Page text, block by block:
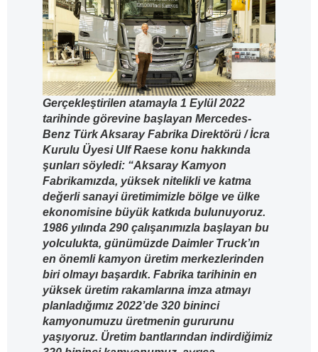
Gerçekleştirilen atamayla 1 Eylül 2022
tarihinde görevine başlayan Mercedes-
Benz Türk Aksaray Fabrika Direktörü / İcra
Kurulu Üyesi Ulf Raese konu hakkında
şunları söyledi: “Aksaray Kamyon
Fabrikamızda, yüksek nitelikli ve katma
değerli sanayi üretimimizle bölge ve ülke
ekonomisine büyük katkıda bulunuyoruz.
1986 yılında 290 çalışanımızla başlayan bu
yolculukta, günümüzde Daimler Truck’ın
en önemli kamyon üretim merkezlerinden
biri olmayı başardık. Fabrika tarihinin en
yüksek üretim rakamlarına imza atmayı
planladığımız 2022’de 320 bininci
kamyonumuzu üretmenin gururunu
yaşıyoruz. Üretim bantlarından indirdiğimiz